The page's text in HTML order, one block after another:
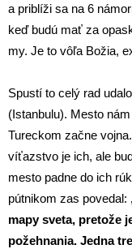
a priblíži sa na 6
keď budú mať za
my. Je to vôľa Božia,
Spustí to celý rad
(Istanbulu). Mesto
Tureckom začne
víťazstvo je ich, ale
mesto padne do ich
pútnikom zas povedal:
mapy sveta, pretože
požehnania. Jedna